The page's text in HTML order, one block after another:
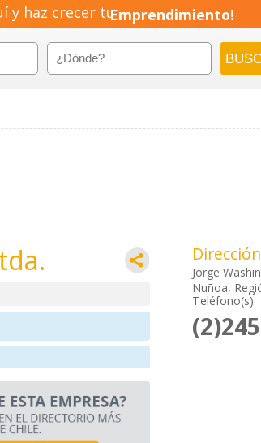
y haz crecer tuEmprendimiento!
Dirección
Jorge
Ñuñoa,
Teléfono(s):